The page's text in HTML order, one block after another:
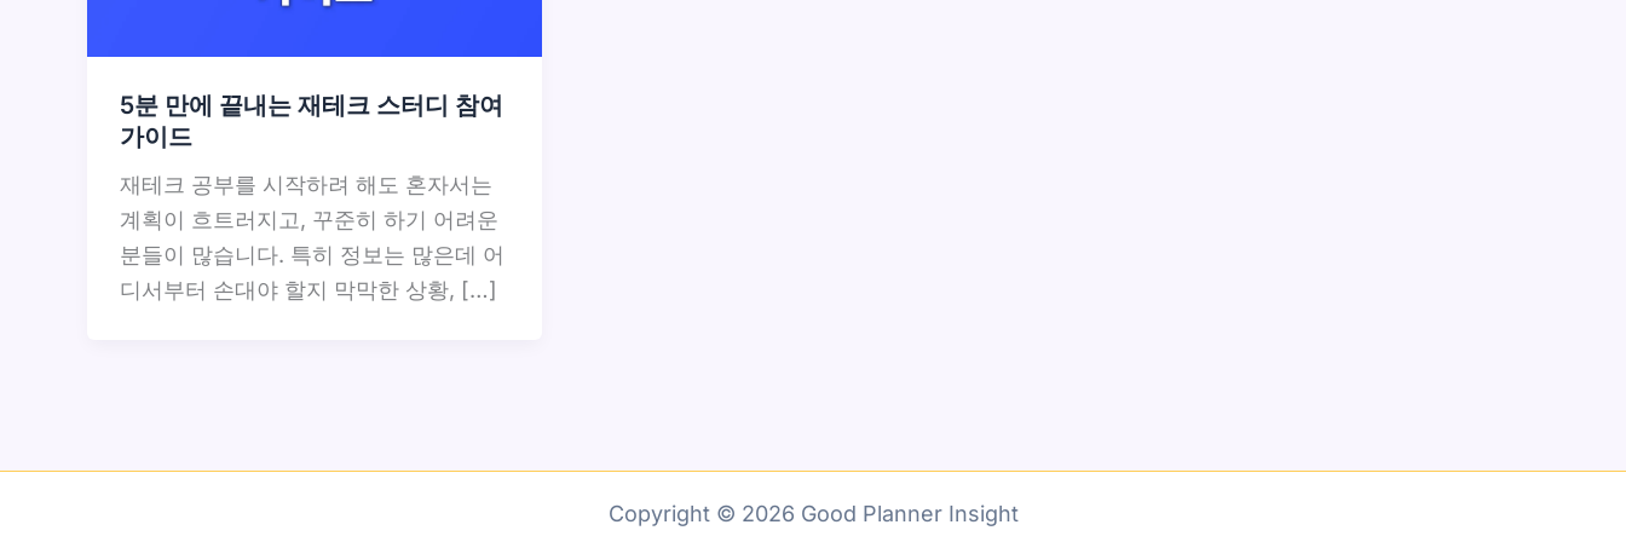
5분 만에 끝내는 재테크 스터디 참여
가이드
재테크 공부를 시작하려 해도 혼자서는
계획이 흐트러지고, 꾸준히 하기 어려운
분들이 많습니다. 특히 정보는 많은데 어
디서부터 손대야 할지 막막한 상황, […]
Copyright © 2026 Good Planner Insight